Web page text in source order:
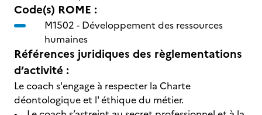
Code(s) ROME :
M1502 - Développement des ressources
humaines
Références juridiques des règlementations
d’activité :
Le coach s'engage à respecter la Charte
déontologique et l' éthique du métier.